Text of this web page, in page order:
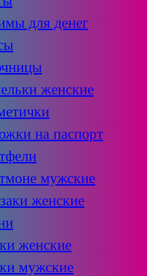
для денег
женские
на паспорт
мужские
женские
женские
мужские